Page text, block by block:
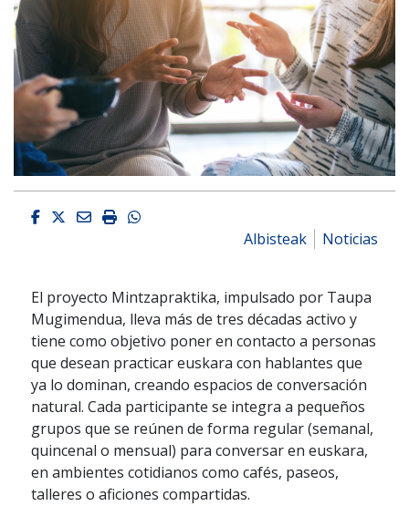
Facebook
Twitter
EmailImprimirWhatsapp
Albisteak
Noticias
El proyecto Mintzapraktika, impulsado por Taupa
Mugimendua, lleva más de tres décadas activo y
tiene como objetivo poner en contacto a personas
que desean practicar euskara con hablantes que
ya lo dominan, creando espacios de conversación
natural. Cada participante se integra a pequeños
grupos que se reúnen de forma regular (semanal,
quincenal o mensual) para conversar en euskara,
en ambientes cotidianos como cafés, paseos,
talleres o aficiones compartidas.